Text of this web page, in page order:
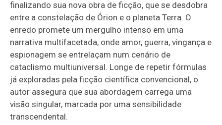
finalizando sua nova obra de ficção, que se desdobra
entre a constelação de Órion e o planeta Terra. O
enredo promete um mergulho intenso em uma
narrativa multifacetada, onde amor, guerra, vingança e
espionagem se entrelaçam num cenário de
cataclismo multiuniversal. Longe de repetir fórmulas
já exploradas pela ficção científica convencional, o
autor assegura que sua abordagem carrega uma
visão singular, marcada por uma sensibilidade
transcendental.